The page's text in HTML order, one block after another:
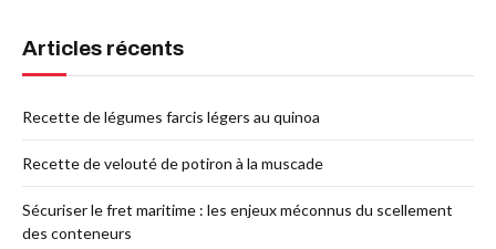
Articles récents
Recette de légumes farcis légers au quinoa
Recette de velouté de potiron à la muscade
Sécuriser le fret maritime : les enjeux méconnus du scellement
des conteneurs